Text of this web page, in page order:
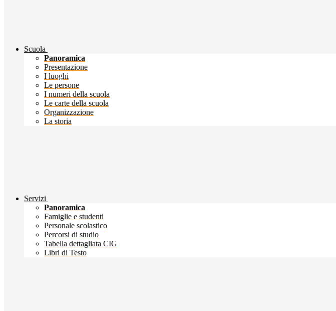
Scuola
Panoramica
Presentazione
I luoghi
Le persone
I numeri della scuola
Le carte della scuola
Organizzazione
La storia
Servizi
Panoramica
Famiglie e studenti
Personale scolastico
Percorsi di studio
Tabella dettagliata CIG
Libri di Testo